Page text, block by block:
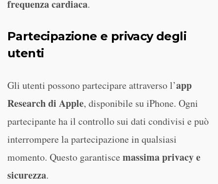
frequenza cardiaca.
Partecipazione e privacy degli
utenti
Gli utenti possono partecipare attraverso l’app
Research di Apple, disponibile su iPhone. Ogni
partecipante ha il controllo sui dati condivisi e può
interrompere la partecipazione in qualsiasi
momento. Questo garantisce massima privacy e
sicurezza.